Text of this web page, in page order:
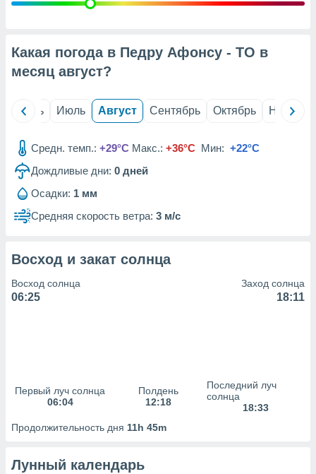
данных
рекламы
сведения
Какая погода в Педру Афонсу - TO в
месяц август?
Июнь Июль Август Сентябрь Октябрь Ноябрь
Средн. темп.: +29°C Макс.: +36°C Мин: +22°C
Дождливые дни: 0 дней
Осадки: 1 мм
Средняя скорость ветра: 3 м/с
Восход и закат солнца
Восход солнца
06:25
Заход солнца
18:11
Первый луч солнца
06:04
Полдень
12:18
Последний луч
солнца
18:33
Продолжительность дня 11h 45m
Лунный календарь